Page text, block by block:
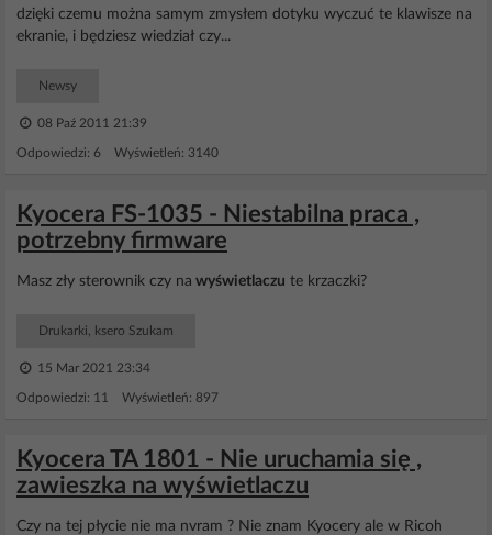
dzięki czemu można samym zmysłem dotyku wyczuć te klawisze na
ekranie, i będziesz wiedział czy...
Newsy
08 Paź 2011 21:39
Odpowiedzi: 6 Wyświetleń: 3140
Kyocera FS-1035 - Niestabilna praca ,
potrzebny firmware
Masz zły sterownik czy na wyświetlaczu te krzaczki?
Drukarki, ksero Szukam
15 Mar 2021 23:34
Odpowiedzi: 11 Wyświetleń: 897
Kyocera TA 1801 - Nie uruchamia się ,
zawieszka na wyświetlaczu
Czy na tej płycie nie ma nvram ? Nie znam Kyocery ale w Ricoh